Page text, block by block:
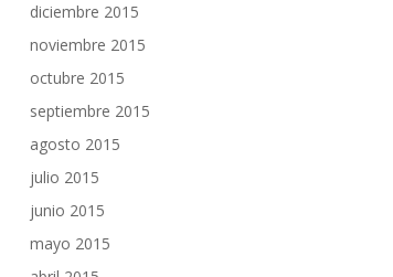
diciembre 2015
noviembre 2015
octubre 2015
septiembre 2015
agosto 2015
julio 2015
junio 2015
mayo 2015